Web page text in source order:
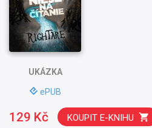
UKÁZKA
ePUB
129 Kč KOUPIT E-KNIHU